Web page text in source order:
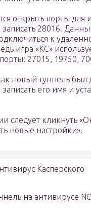
открыть порты для
28016.
к
игра «КС»
27015, 19750,
новый туннель был
его имя и
следует кликнуть
новые настройки».
Касперского
на антивирусе